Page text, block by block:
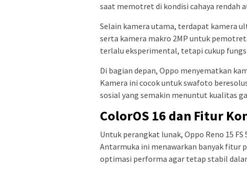
saat memotret di kondisi cahaya rendah
Selain kamera utama, terdapat kamera
serta kamera makro 2MP untuk
terlalu eksperimental, tetapi cukup
Di bagian depan, Oppo menyematkan
Kamera ini cocok untuk swafoto
sosial yang semakin menuntut kualitas
ColorOS 16 dan Fitur
Untuk perangkat lunak, Oppo Reno 15
Antarmuka ini menawarkan banyak fitur
optimasi performa agar tetap stabil